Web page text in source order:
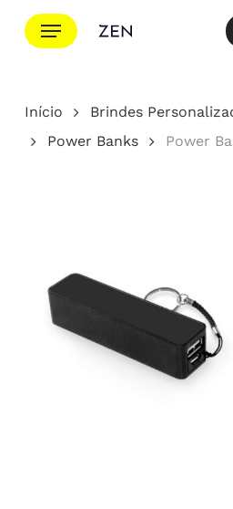
para
principal
Menu
Cotação
Início Brindes
Power Banks
Power